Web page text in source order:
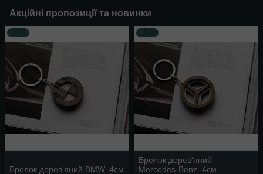
Акційні пропозиції та новинки
Брелок дерев'яний BMW. 4см
Брелок дерев'яний
Mercedes-Benz. 4см